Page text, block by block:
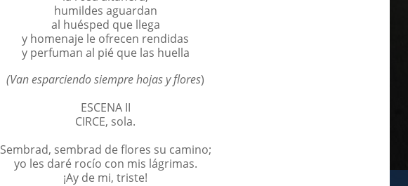
humildes aguardan
al huésped que llega
y homenaje le ofrecen rendidas
y perfuman al pié que las huella
(Van esparciendo siempre hojas y flores)
ESCENA II
CIRCE, sola.
Sembrad, sembrad de flores su camino;
yo les daré rocío con mis lágrimas.
¡Ay de mi, triste!